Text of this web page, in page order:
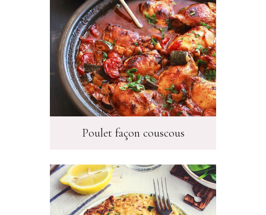
Poulet façon couscous